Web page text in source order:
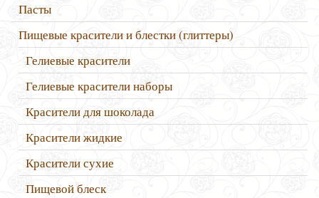
Пасты
Пищевые красители и блестки (глиттеры)
Гелиевые красители
Гелиевые красители наборы
Красители для шоколада
Красители жидкие
Красители сухие
Пищевой блеск